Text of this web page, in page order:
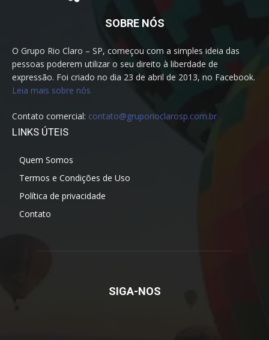
SOBRE NÓS
O Grupo Rio Claro – SP, começou com a simples ideia das
pessoas poderem utilizar o seu direito à liberdade de
expressão. Foi criado no dia 23 de abril de 2013, no Facebook.
Leia mais sobre nós
Contato comercial: contato@gruporioclarosp.com.br
LINKS ÚTEIS
Quem Somos
Termos e Condições de Uso
Política de privacidade
Contato
SIGA-NOS